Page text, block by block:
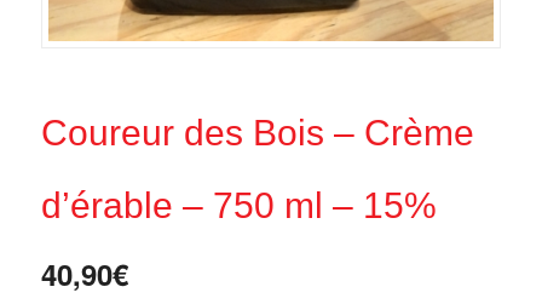
Coureur des Bois – Crème
d’érable – 750 ml – 15%
40,90€